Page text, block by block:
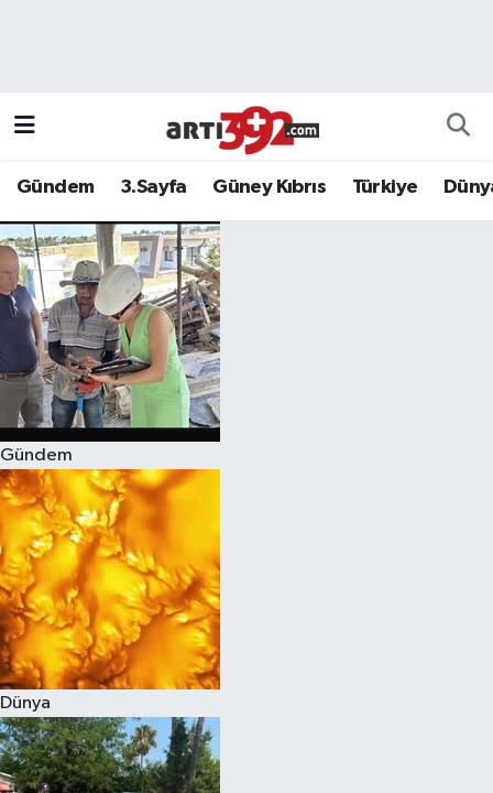
Gündem 3.Sayfa Güney Kıbrıs Türkiye
Gündem
Dünya